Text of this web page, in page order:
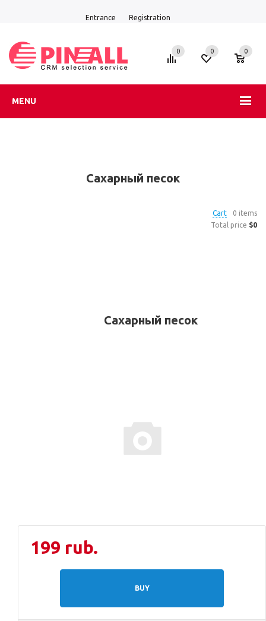
Entrance Registration
MENU
0 0 0
Сахарный песок
Cart
0 items
Total price $0
Сахарный песок
199 rub.
BUY